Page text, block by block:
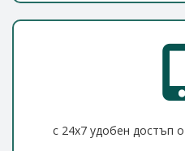
с 24x7 удобен достъп